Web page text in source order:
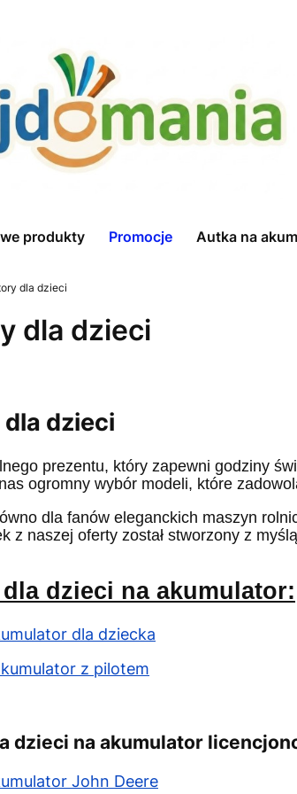
produkty Promocje Autka na
dla dzieci
dla dzieci
dzieci
prezentu, który zapewni godziny
ogromny wybór modeli, które
dla fanów eleganckich maszyn
z naszej oferty został stworzony z
dzieci na akumulator:
dla dziecka
z pilotem
dzieci na akumulator
John Deere